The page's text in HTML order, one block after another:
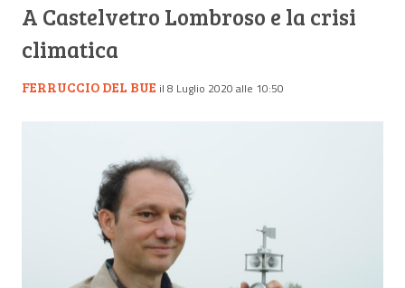
A Castelvetro Lombroso e la crisi
climatica
FERRUCCIO DEL BUE il 8 Luglio 2020 alle 10:50